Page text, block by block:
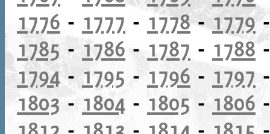
1776 - 1777 - 1778-1779
1785 -1786 - 1787 - 1788
1794- 1795 - 1796 - 1797
1803 - 1804 - 1805 - 1806